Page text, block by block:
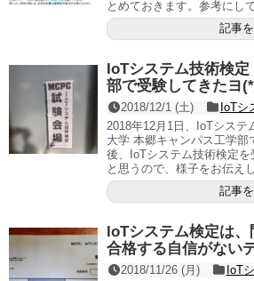
とめておきます。参考にし
記事
IoTシステム技術検
部で受験してきたヨ
2018/12/1 (土)
IoTシ
2018年12月1日、IoTシステ
大学 本郷キャンパス工学部
後、IoTシステム技術検定
と思うので、様子をお伝え
記事
IoTシステム検定は、
合格する自信がない
2018/11/26 (月)
IoT